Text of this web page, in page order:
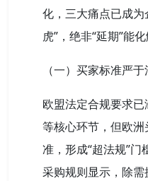
化，三大痛点已成
虎”，绝非“延期”能化
（一）买家标准严
欧盟法定合规要求
等核心环节，但欧
准，形成“超法规”
采购规则显示，除